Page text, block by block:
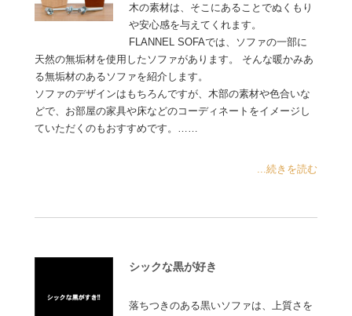
木の素材は、そこにあることでぬくもり
や安心感を与えてくれます。
FLANNEL SOFAでは、ソファの一部に
天然の無垢材を使用したソファがあります。 そんな暖かみあ
る無垢材のあるソファを紹介します。
ソファのデザインはもちろんですが、木部の素材や色合いな
どで、お部屋の家具や床などのコーディネートをイメージし
ていただくのもおすすめです。……
...続きを読む
シックな黒が好き
落ちつきのある黒いソファは、上質さを